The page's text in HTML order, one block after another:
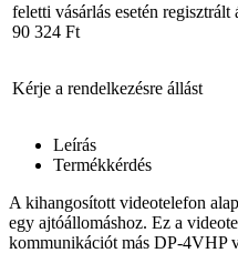
feletti vásárlás esetén
90 324 Ft
Kérje a rendelkezésre állást
Leírás
Termékkérdés
A kihangosított videotelefon
egy ajtóállomáshoz. Ez a
kommunikációt más DP-4VHP